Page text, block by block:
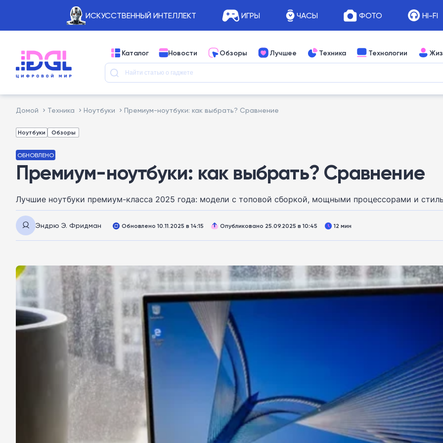
ИСКУССТВЕННЫЙ ИНТЕЛЛЕКТ ИГРЫ ЧАСЫ ФОТО HI-FI
Каталог Новости Обзоры Лучшее Техника Технологии
Домой Техника Ноутбуки Премиум-ноутбуки: как выбрать? Сравнение
Ноутбуки Обзоры
ОБНОВЛЕНО
Премиум-ноутбуки: как выбрать? Сравнение
Лучшие ноутбуки премиум-класса 2025 года: модели с топовой сборкой, мощными процессорами и
Эндрю Э. Фридман Обновлено 10.11.2025 в 14:15 Опубликовано 25.09.2025 в 10:45 12 мин